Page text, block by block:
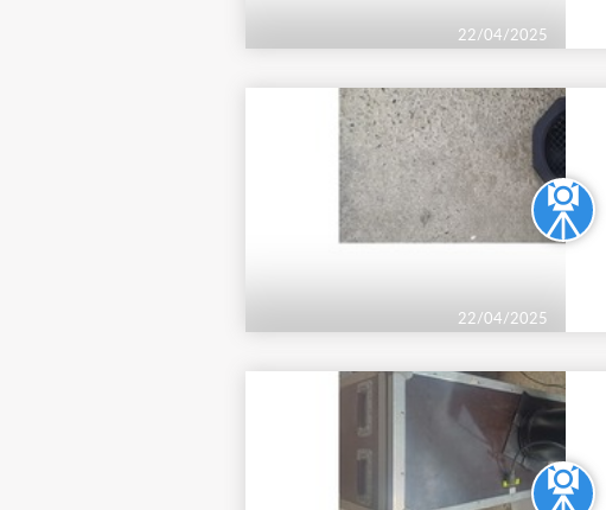
22/04/2025
22/04/2025